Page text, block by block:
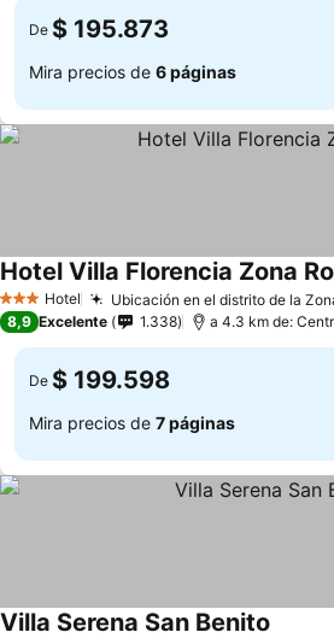
De $ 195.873
Mira precios de 6 páginas
3 Estrellas
Hotel Ubicación en el distrito de la
Hotel Villa Florencia Zona
8,9 Excelente 1.338 a 4.3 km de:
De $ 199.598
Mira precios de 7 páginas
Villa Serena San Benito